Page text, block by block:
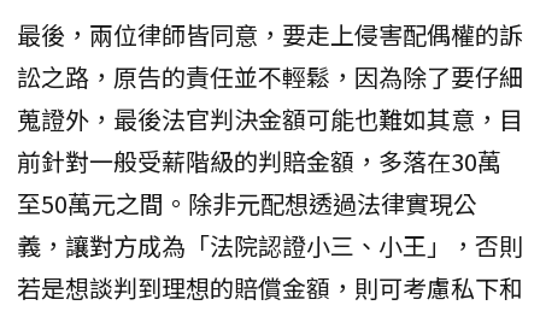
最後，兩位律師皆同意，要走上侵害配偶權的訴
訟之路，原告的責任並不輕鬆，因為除了要仔細
蒐證外，最後法官判決金額可能也難如其意，目
前針對一般受薪階級的判賠金額，多落在30萬
至50萬元之間。除非元配想透過法律實現公
義，讓對方成為「法院認證小三、小王」，否則
若是想談判到理想的賠償金額，則可考慮私下和